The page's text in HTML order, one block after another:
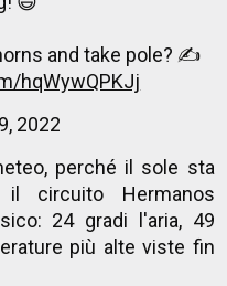
and take pole? ✍️
hqWywQPKJj
2022
perché il sole sta
circuito Hermanos
24 gradi l'aria, 49
più alte viste fin